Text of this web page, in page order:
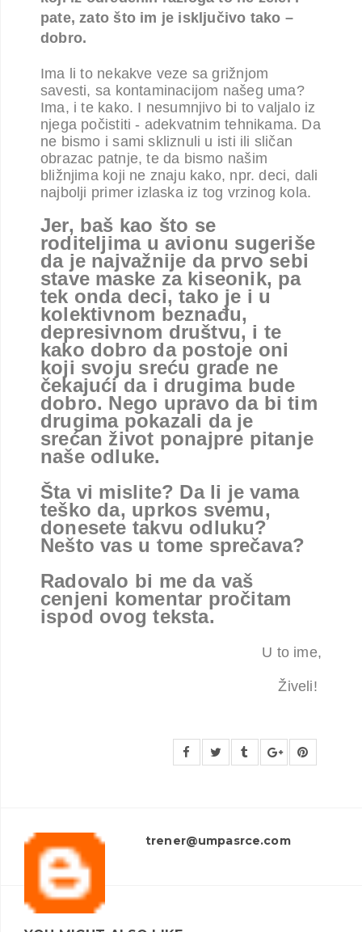
pate, zato što im je isključivo tako –
dobro.
Ima li to nekakve veze sa grižnjom
savesti, sa kontaminacijom našeg uma?
Ima, i te kako. I nesumnjivo bi to valjalo iz
njega počistiti - adekvatnim tehnikama. Da
ne bismo i sami skliznuli u isti ili sličan
obrazac patnje, te da bismo našim
bližnjima koji ne znaju kako, npr. deci, dali
najbolji primer izlaska iz tog vrzinog kola.
Jer, baš kao što se
roditeljima u avionu sugeriše
da je najvažnije da prvo sebi
stave maske za kiseonik, pa
tek onda deci, tako je i u
kolektivnom beznađu,
depresivnom društvu, i te
kako dobro da postoje oni
koji svoju sreću grade ne
čekajući da i drugima bude
dobro. Nego upravo da bi tim
drugima pokazali da je
srećan život ponajpre pitanje
naše odluke.
Šta vi mislite? Da li je vama
teško da, uprkos svemu,
donesete takvu odluku?
Nešto vas u tome sprečava?
Radovalo bi me da vaš
cenjeni komentar pročitam
ispod ovog teksta.
U to ime,
Živeli!
trener@umpasrce.com